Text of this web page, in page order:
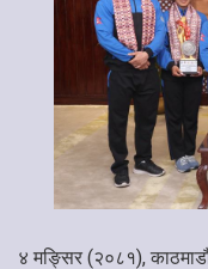
४ मङ्सिर (२०८१),